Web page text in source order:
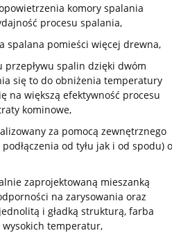
komory spalania
procesu spalania,
spalana pomieści więcej drewna,
spalin dzięki dwóm
się to do obniżenia temperatury
na większą efektywność procesu
kominowe,
za pomocą zewnętrznego
od tyłu jak i od spodu) o
zaprojektowaną mieszanką
na zarysowania oraz
i gładką strukturą, farba
temperatur,